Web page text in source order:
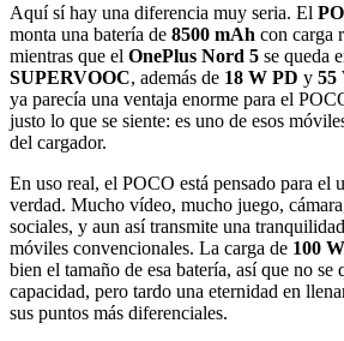
Aquí sí hay una diferencia muy seria. El
monta una batería de 8500 mAh con carga
mientras que el OnePlus Nord 5 se queda
SUPERVOOC, además de 18 W PD y 55
ya parecía una ventaja enorme para el
justo lo que se siente: es uno de esos
del cargador.
En uso real, el POCO está pensado para el
verdad. Mucho vídeo, mucho juego,
sociales, y aun así transmite una
móviles convencionales. La carga de 100 W
bien el tamaño de esa batería, así que no se
capacidad, pero tardo una eternidad en
sus puntos más diferenciales.